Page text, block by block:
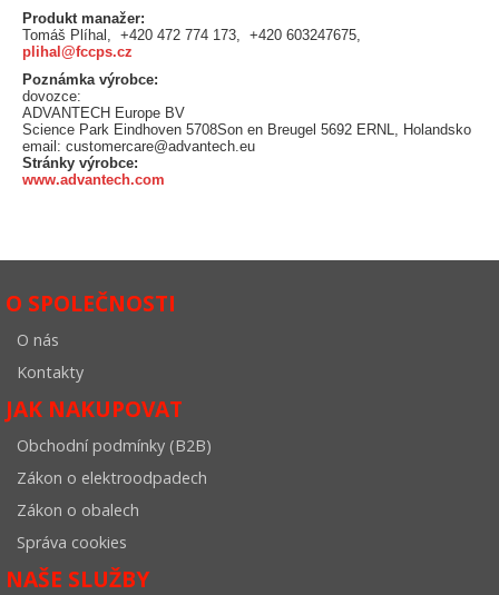
Produkt manažer:
Tomáš Plíhal, +420 472 774 173, +420 603247675,
plihal@fccps.cz
Poznámka výrobce:
dovozce:
ADVANTECH Europe BV
Science Park Eindhoven 5708Son en Breugel 5692 ERNL, Holandsko
email: customercare@advantech.eu
Stránky výrobce:
www.advantech.com
O SPOLEČNOSTI
O nás
Kontakty
JAK NAKUPOVAT
Obchodní podmínky (B2B)
Zákon o elektroodpadech
Zákon o obalech
Správa cookies
NAŠE SLUŽBY